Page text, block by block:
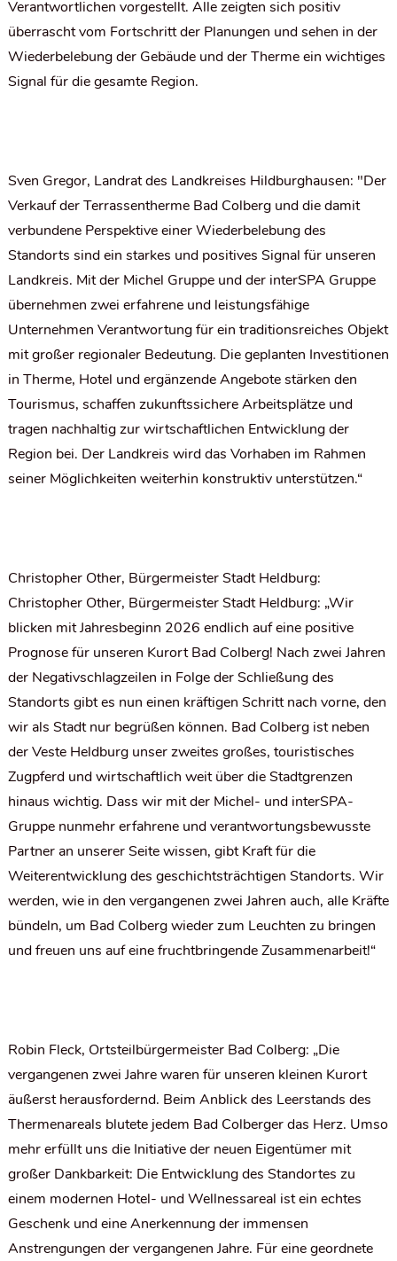
Verantwortlichen vorgestellt. Alle zeigten sich positiv
überrascht vom Fortschritt der Planungen und sehen in der
Wiederbelebung der Gebäude und der Therme ein wichtiges
Signal für die gesamte Region.
Sven Gregor, Landrat des Landkreises Hildburghausen: "Der
Verkauf der Terrassentherme Bad Colberg und die damit
verbundene Perspektive einer Wiederbelebung des
Standorts sind ein starkes und positives Signal für unseren
Landkreis. Mit der Michel Gruppe und der interSPA Gruppe
übernehmen zwei erfahrene und leistungsfähige
Unternehmen Verantwortung für ein traditionsreiches Objekt
mit großer regionaler Bedeutung. Die geplanten Investitionen
in Therme, Hotel und ergänzende Angebote stärken den
Tourismus, schaffen zukunftssichere Arbeitsplätze und
tragen nachhaltig zur wirtschaftlichen Entwicklung der
Region bei. Der Landkreis wird das Vorhaben im Rahmen
seiner Möglichkeiten weiterhin konstruktiv unterstützen.“
Christopher Other, Bürgermeister Stadt Heldburg:
Christopher Other, Bürgermeister Stadt Heldburg: „Wir
blicken mit Jahresbeginn 2026 endlich auf eine positive
Prognose für unseren Kurort Bad Colberg! Nach zwei Jahren
der Negativschlagzeilen in Folge der Schließung des
Standorts gibt es nun einen kräftigen Schritt nach vorne, den
wir als Stadt nur begrüßen können. Bad Colberg ist neben
der Veste Heldburg unser zweites großes, touristisches
Zugpferd und wirtschaftlich weit über die Stadtgrenzen
hinaus wichtig. Dass wir mit der Michel- und interSPA-
Gruppe nunmehr erfahrene und verantwortungsbewusste
Partner an unserer Seite wissen, gibt Kraft für die
Weiterentwicklung des geschichtsträchtigen Standorts. Wir
werden, wie in den vergangenen zwei Jahren auch, alle Kräfte
bündeln, um Bad Colberg wieder zum Leuchten zu bringen
und freuen uns auf eine fruchtbringende Zusammenarbeit!“
Robin Fleck, Ortsteilbürgermeister Bad Colberg: „Die
vergangenen zwei Jahre waren für unseren kleinen Kurort
äußerst herausfordernd. Beim Anblick des Leerstands des
Thermenareals blutete jedem Bad Colberger das Herz. Umso
mehr erfüllt uns die Initiative der neuen Eigentümer mit
großer Dankbarkeit: Die Entwicklung des Standortes zu
einem modernen Hotel- und Wellnessareal ist ein echtes
Geschenk und eine Anerkennung der immensen
Anstrengungen der vergangenen Jahre. Für eine geordnete